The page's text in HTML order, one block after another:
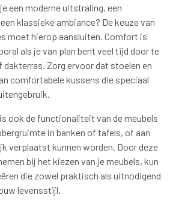
een moderne uitstraling, een
klassieke ambiance? De keuze van
moet hierop aansluiten. Comfort is
als je van plan bent veel tijd door te
dakterras. Zorg ervoor dat stoelen en
comfortabele kussens die speciaal
ook de functionaliteit van de meubels
in banken of tafels, of aan
verplaatst kunnen worden. Door deze
bij het kiezen van je meubels, kun
die zowel praktisch als uitnodigend
levensstijl.